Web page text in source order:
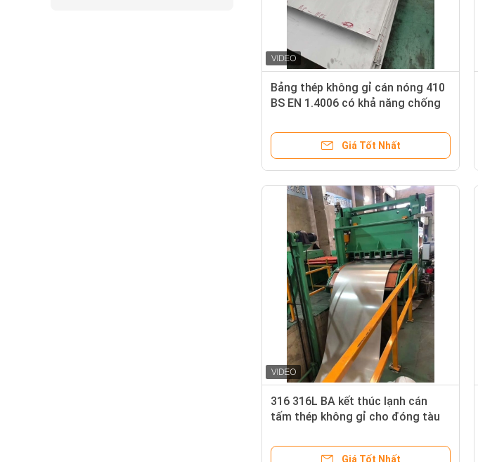
Bảng thép không gỉ cán nóng 410
BS EN 1.4006 có khả năng chống
Giá Tốt Nhất
316 316L BA kết thúc lạnh cán
tấm thép không gỉ cho đóng tàu
Giá Tốt Nhất